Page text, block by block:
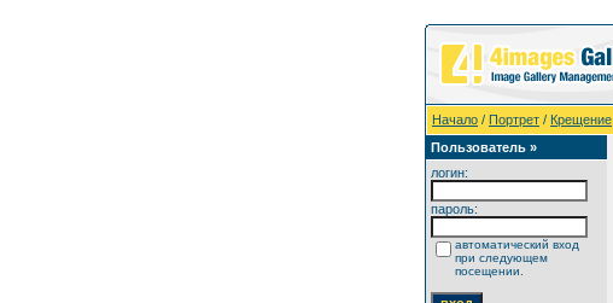
Начало / Портрет / Крещение
Пользователь »
логин:
пароль:
автоматический вход
при следующем
посещении.